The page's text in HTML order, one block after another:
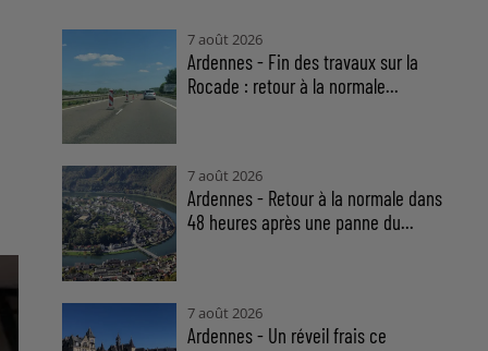
7 août 2026
Ardennes - Fin des travaux sur la
Rocade : retour à la normale...
7 août 2026
Ardennes - Retour à la normale dans
48 heures après une panne du...
7 août 2026
Ardennes - Un réveil frais ce